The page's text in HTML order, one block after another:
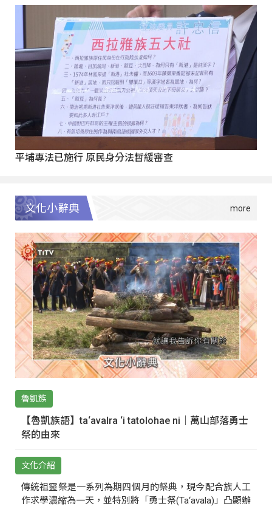
平埔專法已施行 原民身分法暫緩審查
文化小辭典
魯凱族
【魯凱族語】ta‘avalra ‘i tatolohae ni｜萬山部落勇士
祭的由來
文化介紹
傳統祖靈祭是一系列為期四個月的祭典，現今配合族人工
作求學濃縮為一天，並特別將「勇士祭(Ta‘avala)」凸顯辦